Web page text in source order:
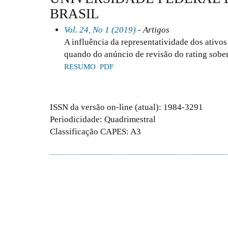
BRASIL
Vol. 24, No 1 (2019) - Artigos
A influência da representatividade dos
quando do anúncio de revisão do rating
RESUMO PDF
ISSN da versão on-line (atual): 1984-3291
Periodicidade: Quadrimestral
Classificação CAPES: A3